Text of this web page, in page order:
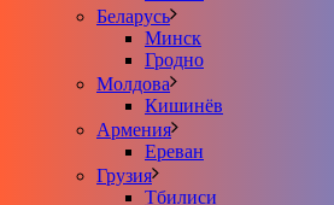
Беларусь
Минск
Гродно
Молдова
Кишинёв
Армения
Ереван
Грузия
Тбилиси